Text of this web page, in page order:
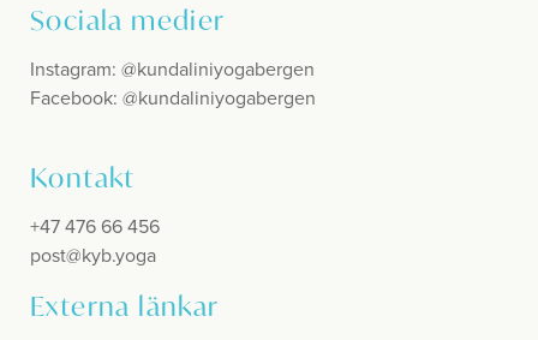
Sociala medier
Instagram: @kundaliniyogabergen
Facebook: @kundaliniyogabergen
Kontakt
+47 476 66 456
post@kyb.yoga
Externa länkar